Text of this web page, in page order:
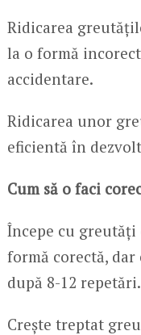
Ridicarea
la o formă
accidentare.
Ridicarea unor
eficientă în
Cum să o faci
Începe cu
formă corectă,
după 8-12 repetări.
Crește treptat